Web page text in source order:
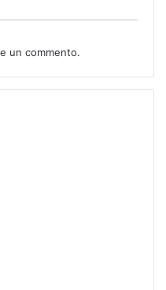
un commento.